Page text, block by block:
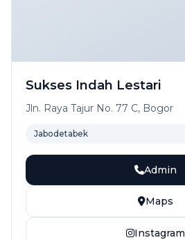
Sukses Indah Lestari
Jln. Raya Tajur No. 77 C, Bogor
Jabodetabek
Admin
Maps
Instagram